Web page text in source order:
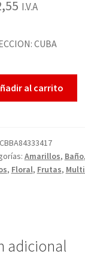
5
I.V.A
CUBA
al carrito
CBBA84333417
Amarillos, Baño,
, Floral, Frutas,
adicional